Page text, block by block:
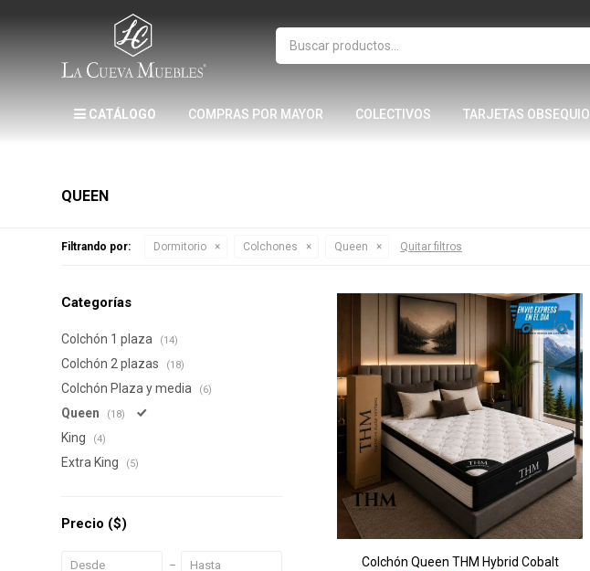
CATÁLOGO COMPRAS POR MAYOR COLECTIVOS TARJETAS OBSEQUIO
QUEEN
Filtrando por: Dormitorio Colchones Queen Quitar filtros
Colchón Queen THM Hybrid Cobalt
Categorías
Colchón 1 plaza (14)
Colchón 2 plazas (18)
Colchón Plaza y media (6)
Queen (18)
King (4)
Extra King (5)
Precio ($)